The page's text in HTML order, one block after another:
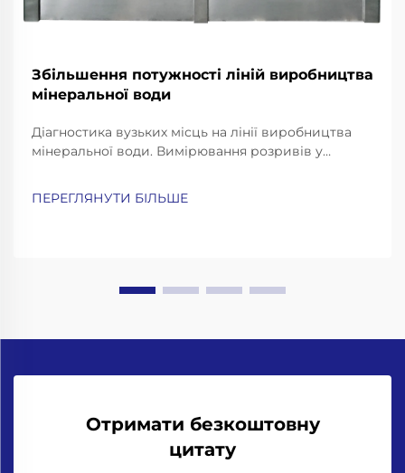
Збільшення потужності ліній виробництва
мінеральної води
Діагностика вузьких місць на лінії виробництва
мінеральної води. Вимірювання розривів у
коефіцієнта ефективності обладнання (OEE). Щоб
ПЕРЕГЛЯНУТИ БІЛЬШЕ
Отримати безкоштовну
цитату